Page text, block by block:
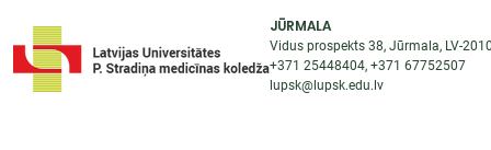
JŪRMALA
Vidus prospekts 38, Jūrmala, LV-
+371 25448404, +371 67752507
lupsk@lupsk.edu.lv